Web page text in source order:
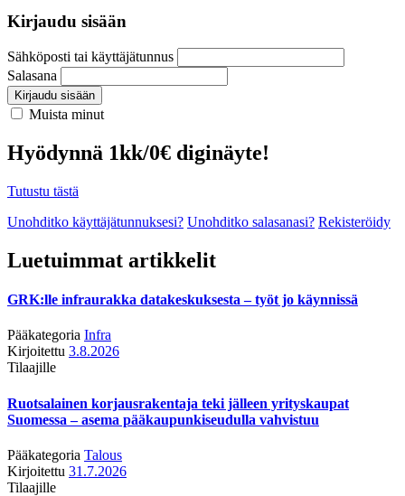
Kirjaudu sisään
Sähköposti tai käyttäjätunnus
Salasana
Kirjaudu sisään
Muista minut
Hyödynnä 1kk/0€ diginäyte!
Tutustu tästä
Unohditko käyttäjätunnuksesi? Unohditko salasanasi? Rekisteröidy
Luetuimmat artikkelit
GRK:lle infraurakka datakeskuksesta – työt jo käynnissä
Pääkategoria Infra
Kirjoitettu 3.8.2026
Tilaajille
Ruotsalainen korjausrakentaja teki jälleen yrityskaupat
Suomessa – asema pääkaupunkiseudulla vahvistuu
Pääkategoria Talous
Kirjoitettu 31.7.2026
Tilaajille